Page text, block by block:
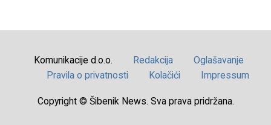
Komunikacije d.o.o. Redakcija
Oglašavanje
Pravila o privatnosti
Kolačići Impressum
Copyright © Šibenik News. Sva prava pridržana.